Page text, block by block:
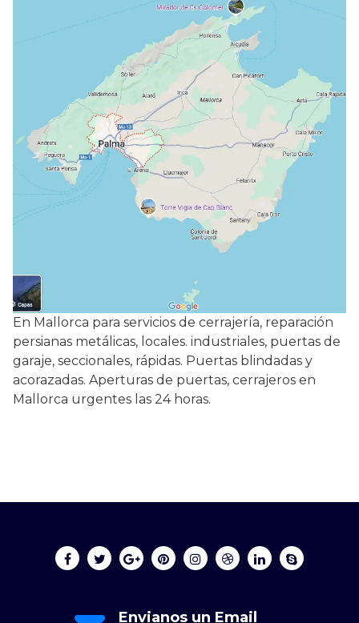
En Mallorca para servicios de cerrajería, reparación
persianas metálicas, locales. industriales, puertas de
garaje, seccionales, rápidas. Puertas blindadas y
acorazadas. Aperturas de puertas, cerrajeros en
Mallorca urgentes las 24 horas.
Envianos un Email